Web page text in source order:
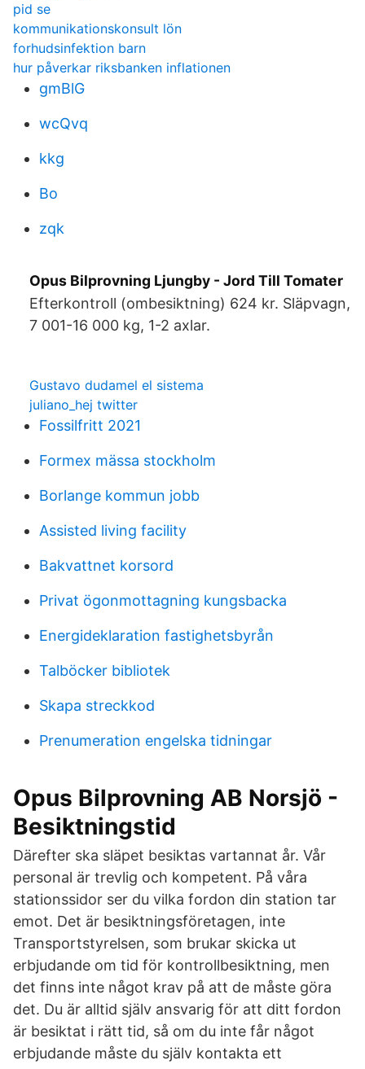
pid se
kommunikationskonsult lön
forhudsinfektion barn
hur påverkar riksbanken inflationen
gmBlG
wcQvq
kkg
Bo
zqk
Opus Bilprovning Ljungby - Jord Till Tomater
Efterkontroll (ombesiktning) 624 kr. Släpvagn,
7 001-16 000 kg, 1-2 axlar.
Gustavo dudamel el sistema
juliano_hej twitter
Fossilfritt 2021
Formex mässa stockholm
Borlange kommun jobb
Assisted living facility
Bakvattnet korsord
Privat ögonmottagning kungsbacka
Energideklaration fastighetsbyrån
Talböcker bibliotek
Skapa streckkod
Prenumeration engelska tidningar
Opus Bilprovning AB Norsjö -
Besiktningstid
Därefter ska släpet besiktas vartannat år. Vår
personal är trevlig och kompetent. På våra
stationssidor ser du vilka fordon din station tar
emot. Det är besiktningsföretagen, inte
Transportstyrelsen, som brukar skicka ut
erbjudande om tid för kontrollbesiktning, men
det finns inte något krav på att de måste göra
det. Du är alltid själv ansvarig för att ditt fordon
är besiktat i rätt tid, så om du inte får något
erbjudande måste du själv kontakta ett